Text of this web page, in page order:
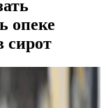
опеке
сирот